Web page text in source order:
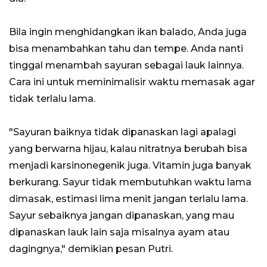
Bila ingin menghidangkan ikan balado, Anda juga
bisa menambahkan tahu dan tempe. Anda nanti
tinggal menambah sayuran sebagai lauk lainnya.
Cara ini untuk meminimalisir waktu memasak agar
tidak terlalu lama.
"Sayuran baiknya tidak dipanaskan lagi apalagi
yang berwarna hijau, kalau nitratnya berubah bisa
menjadi karsinonegenik juga. Vitamin juga banyak
berkurang. Sayur tidak membutuhkan waktu lama
dimasak, estimasi lima menit jangan terlalu lama.
Sayur sebaiknya jangan dipanaskan, yang mau
dipanaskan lauk lain saja misalnya ayam atau
dagingnya," demikian pesan Putri.